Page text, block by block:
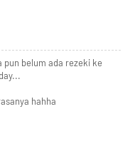
pun belum ada rezeki ke
hahha